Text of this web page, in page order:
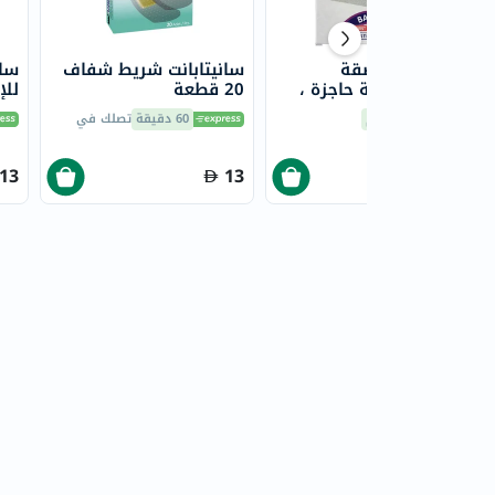
13
سانيتابانت شريط شفاف
20 قطعة
60 دقيقة تصلك في
13
سانيتابانت لاصقة
إسعافات أولية حاجزة ،
مقاس 9 × 10 سم،اليوم